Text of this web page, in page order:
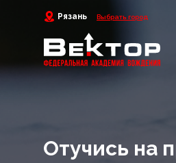
Рязань Выбрать город
Отучись на